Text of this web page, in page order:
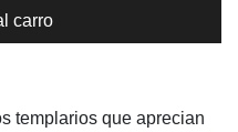
carro
templarios que aprecian